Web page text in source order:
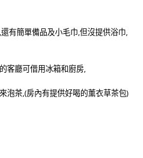
有簡單備品及小毛巾,但沒提供浴巾,
客廳可借用冰箱和廚房,
泡茶,(房內有提供好喝的薰衣草茶包)